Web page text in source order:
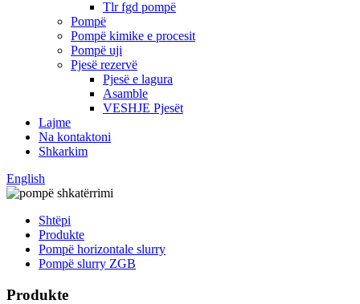
Tlr fgd pompë
Pompë
Pompë kimike e procesit
Pompë uji
Pjesë rezervë
Pjesë e lagura
Asamble
VESHJE Pjesët
Lajme
Na kontaktoni
Shkarkim
English
Shtëpi
Produkte
Pompë horizontale slurry
Pompë slurry ZGB
Produkte